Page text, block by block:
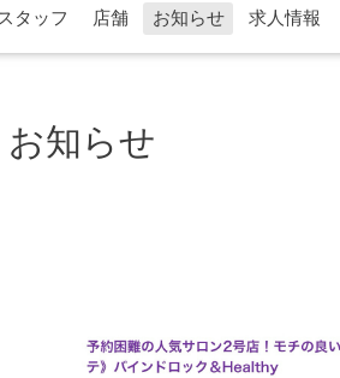
スタッフ 店舗 お知らせ 求人情報
お知らせ